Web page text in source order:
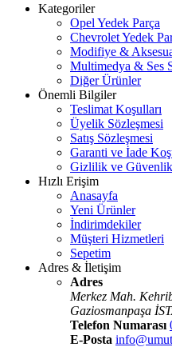
Kategoriler
Opel Yedek Parça
Chevrolet Yedek
Modifiye &
Multimedya & Ses
Diğer Ürünler
Önemli Bilgiler
Teslimat Koşulları
Üyelik Sözleşmesi
Satış Sözleşmesi
Garanti ve İade
Gizlilik ve Güvenlik
Hızlı Erişim
Anasayfa
Yeni Ürünler
İndirimdekiler
Müşteri Hizmetleri
Sepetim
Adres & İletişim
Adres
Merkez Mah.
Gaziosmanpaşa
Telefon Numarası
E-Posta